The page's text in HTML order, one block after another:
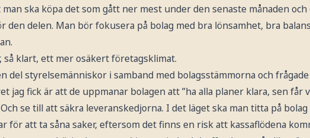
man ska köpa det som gått ner mest under den senaste månaden
den delen. Man bör fokusera på bolag med bra lönsamhet, bra
så klart, ett mer osäkert företagsklimat.
del styrelsemänniskor i samband med bolagsstämmorna och
jag fick är att de uppmanar bolagen att ”ha alla planer klara, sen får
se till att säkra leveranskedjorna. I det läget ska man titta på
för att ta såna saker, eftersom det finns en risk att kassaflödena